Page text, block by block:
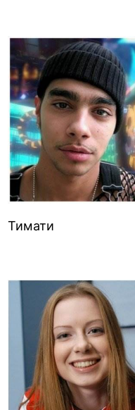
Тимати